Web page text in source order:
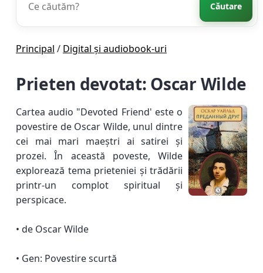
Căutare
Principal / Digital și audiobook-uri
Prieten devotat: Oscar Wilde
Cartea audio "Devoted Friend' este o
povestire de Oscar Wilde, unul dintre
cei mai mari maeștri ai satirei și
prozei. În această poveste, Wilde
explorează tema prieteniei și trădării
printr-un complot spiritual și
perspicace.
• de Oscar Wilde
• Gen: Povestire scurtă